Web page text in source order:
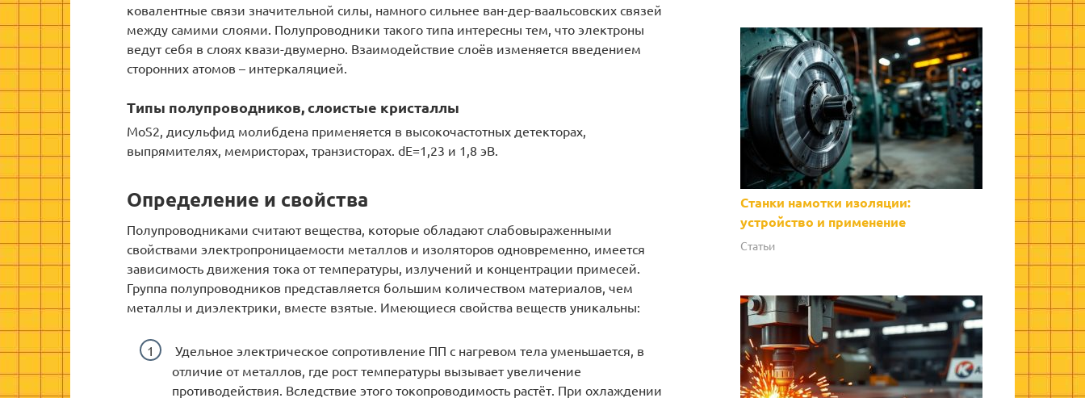
ковалентные связи значительной силы, намного сильнее ван-дер-ваальсовских связей
между самими слоями. Полупроводники такого типа интересны тем, что электроны
ведут себя в слоях квази-двумерно. Взаимодействие слоёв изменяется введением
сторонних атомов – интеркаляцией.
Типы полупроводников, слоистые кристаллы
MoS2, дисульфид молибдена применяется в высокочастотных детекторах,
выпрямителях, мемристорах, транзисторах. dE=1,23 и 1,8 эВ.
Определение и свойства
Полупроводниками считают вещества, которые обладают слабовыраженными
свойствами электропроницаемости металлов и изоляторов одновременно, имеется
зависимость движения тока от температуры, излучений и концентрации примесей.
Группа полупроводников представляется большим количеством материалов, чем
металлы и диэлектрики, вместе взятые. Имеющиеся свойства веществ уникальны:
Удельное электрическое сопротивление ПП с нагревом тела уменьшается, в
отличие от металлов, где рост температуры вызывает увеличение
противодействия. Вследствие этого токопроводимость растёт. При охлаждении
Станки намотки изоляции:
устройство и применение
Статьи